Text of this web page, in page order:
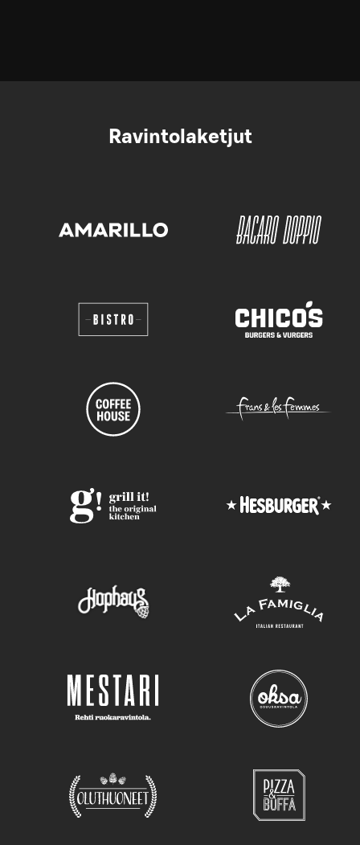
Ravintolaketjut